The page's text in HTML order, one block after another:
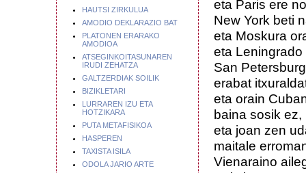
HAUTSI ZIRKULUA
AMODIO DEKLARAZIO BAT
PLATONEN ERARAKO
AMODIOA
ATSEGINKOITASUNAREN
IRUDI ZEHATZA
GALTZERDIAK SOILIK
BIZIKLETARI
LURRAREN IZU ETA
HOTZIKARA
PUTA METAFISIKOA
HASPEREN
TAXISTA ISILA
ODOLA JARIO ARTE
eta Paris ere
New York beti
eta Moskura
eta
San
erabat
eta orain
baina sosik ez,
eta joan zen
maitale
Vienaraino